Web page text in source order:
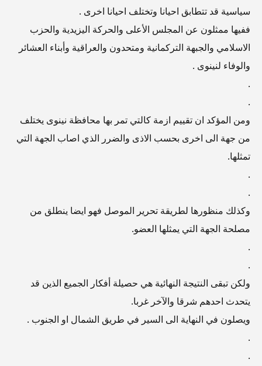
سياسية قد تتطابق احيانا وتختلف احيانا اخرى .
ففيها ممثلون عن المجلس الأعلى والحركة اليزيدية والحزب
الاسلامي والجبهة التركمانية ومتحدون والعراقية وأبناء العشائر
والوفاء لنينوى .
.
.
ومن المؤكد ان تقييم ازمة كالتي تمر بها محافظة نينوى يختلف
من جهة الى اخرى بحسب الاذى والضرر الذي اصاب الجهة التي
تمثلها.
.
.
وكذلك منظورها لطريقة تحرير الموصل فهو ايضا ينطلق من
مصلحة الجهة التي يمثلها العضو.
.
.
ولكن تبقى النتيجة النهائية هي حصيلة أفكار الجميع الذين قد
يتحدث احدهم شرقا والآخر غربا.
ويصلون في النهاية الى السير في طريق الشمال او الجنوب .
.
.